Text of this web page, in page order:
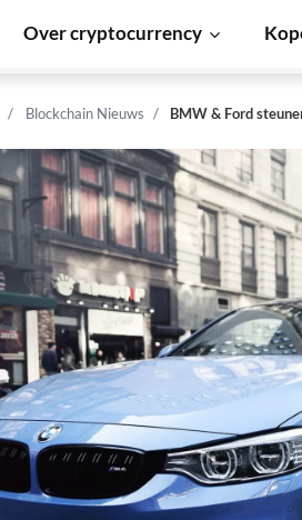
Over cryptocurrency
Blockchain Nieuws BMW & Ford